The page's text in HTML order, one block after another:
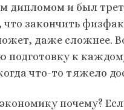
дипломом и был
что закончить
даже сложнее.
подготовку к
что-то тяжело
почему?